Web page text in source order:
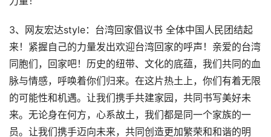
3、网友宏达style：台湾回家倡议书 全体中国人民团结起
来！紧握自己的力量发出欢迎台湾回家的呼声！亲爱的台湾
同胞们，回家吧！历史的纽带、文化的底蕴，我们共同的血
脉与情感，呼唤着你们归来。在这片热土上，你们有着无限
的可能性和机遇。让我们携手共建家园，共同书写美好未
来。无论身在何方，心系故土，我们都是同一个家族的一
员。让我们携手迈向未来，共同创造更加繁荣和和谐的明